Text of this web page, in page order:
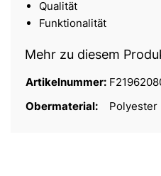
Qualität
Funktionalität
Mehr zu diesem
Artikelnummer:
Obermaterial:
Polyester